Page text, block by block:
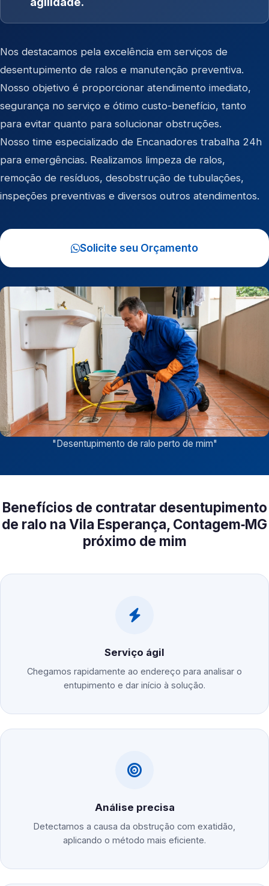
Nos destacamos pela excelência em serviços de
desentupimento de ralos e manutenção preventiva.
Nosso objetivo é proporcionar atendimento imediato,
segurança no serviço e ótimo custo-benefício, tanto
para evitar quanto para solucionar obstruções.
Nosso time especializado de Encanadores trabalha 24h
para emergências. Realizamos limpeza de ralos,
remoção de resíduos, desobstrução de tubulações,
inspeções preventivas e diversos outros atendimentos.
Solicite seu Orçamento
"Desentupimento de ralo perto de mim"
Benefícios de contratar desentupimento
de ralo na Vila Esperança, Contagem‑MG
próximo de mim
Serviço ágil
Chegamos rapidamente ao endereço para analisar o
entupimento e dar início à solução.
Análise precisa
Detectamos a causa da obstrução com exatidão,
aplicando o método mais eficiente.